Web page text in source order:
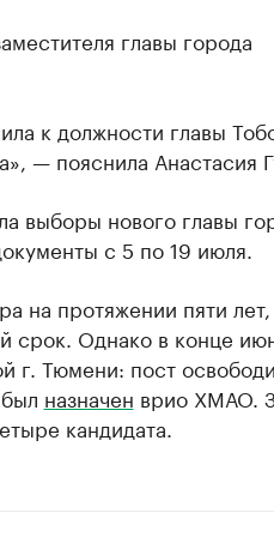
главы города
к должности главы
— пояснила Анастасия
выборы нового главы
с 5 по 19 июля.
на протяжении пяти
срок. Однако в конце
г. Тюмени: пост
назначен врио ХМАО.
кандидата.